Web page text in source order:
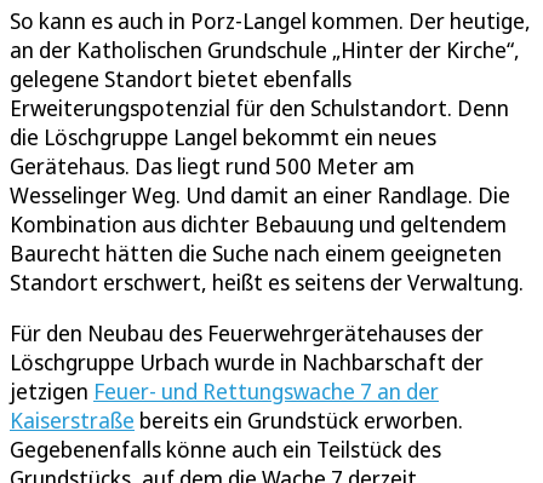
So kann es auch in Porz-Langel kommen. Der heutige,
an der Katholischen Grundschule „Hinter der Kirche“,
gelegene Standort bietet ebenfalls
Erweiterungspotenzial für den Schulstandort. Denn
die Löschgruppe Langel bekommt ein neues
Gerätehaus. Das liegt rund 500 Meter am
Wesselinger Weg. Und damit an einer Randlage. Die
Kombination aus dichter Bebauung und geltendem
Baurecht hätten die Suche nach einem geeigneten
Standort erschwert, heißt es seitens der Verwaltung.
Für den Neubau des Feuerwehrgerätehauses der
Löschgruppe Urbach wurde in Nachbarschaft der
jetzigen Feuer- und Rettungswache 7 an der
Kaiserstraße bereits ein Grundstück erworben.
Gegebenenfalls könne auch ein Teilstück des